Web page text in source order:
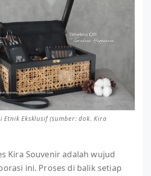
Etnik Eksklusif (sumber: dok. Kira
Kira Souvenir adalah wujud
ini. Proses di balik setiap